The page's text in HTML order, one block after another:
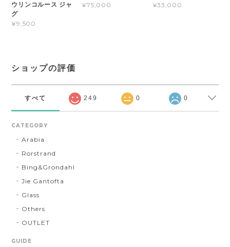
ウリンコルース ジャ
グ
¥9,500
¥75,000
¥33,000
ショップの評価
すべて 249 0 0
CATEGORY
Arabia
Rorstrand
Bing&Grondahl
Jie Gantofta
Glass
Others
OUTLET
GUIDE